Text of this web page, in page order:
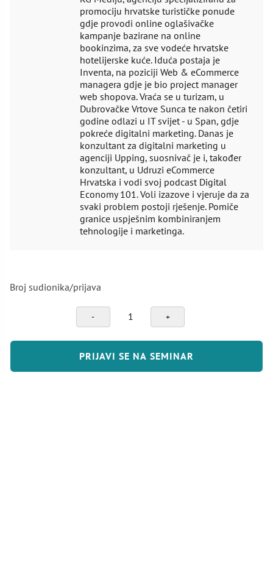
promociju hrvatske turističke ponude
gdje provodi online oglašivačke
kampanje bazirane na online
bookinzima, za sve vodeće hrvatske
hotelijerske kuće. Iduća postaja je
Inventa, na poziciji Web & eCommerce
managera gdje je bio project manager
web shopova. Vraća se u turizam, u
Dubrovačke Vrtove Sunca te nakon četiri
godine odlazi u IT svijet - u Span, gdje
pokreće digitalni marketing. Danas je
konzultant za digitalni marketing u
agenciji Upping, suosnivač je i, također
konzultant, u Udruzi eCommerce
Hrvatska i vodi svoj podcast Digital
Economy 101. Voli izazove i vjeruje da za
svaki problem postoji rješenje. Pomiče
granice uspješnim kombiniranjem
tehnologije i marketinga.
Broj sudionika/prijava
PRIJAVI SE NA SEMINAR